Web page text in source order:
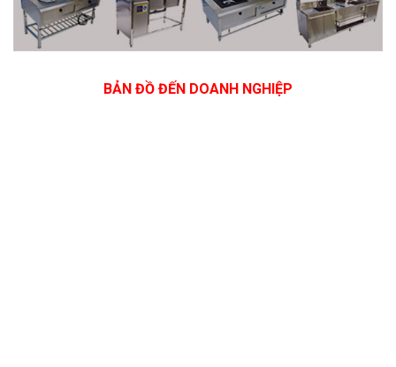
BẢN ĐỒ ĐẾN DOANH NGHIỆP